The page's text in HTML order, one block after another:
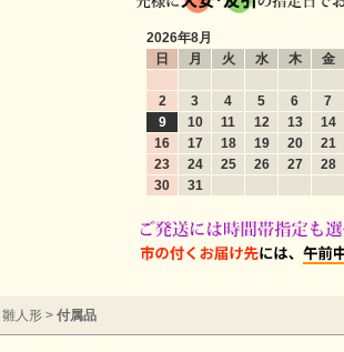
2026年8月
日
月 火 水 木 金
2 3 4 5 6
7
9
10 11 12 13
14
16
17 18 19 20
21
23
24 25 26 27
28
30
31
雛人形 > 付属品